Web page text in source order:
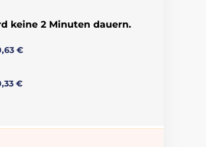
keine 2 Minuten dauern.
€
€